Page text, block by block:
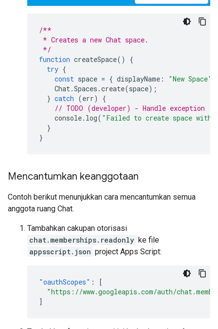
/**
* Creates a new Chat space.
*/
function createSpace()
{
try {
const space = { displayName : "New Space"
Chat.Spaces .create(space);
} catch (err)
{
// TODO (developer) - Handle exception
console. log( "Failed to create space with
}
}
Mencantumkan keanggotaan
Contoh berikut menunjukkan cara mencantumkan semua
anggota ruang Chat.
Tambahkan cakupan otorisasi
chat.memberships.readonly ke file
appsscript.json project Apps Script:
"oauthScopes" :
[
"https://www.googleapis.com/auth/
]